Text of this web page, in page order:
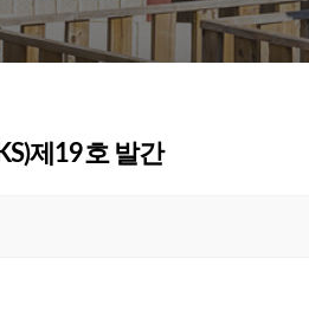
제19호 발간